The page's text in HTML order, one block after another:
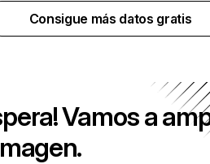
Consigue más datos gratis
Vamos a